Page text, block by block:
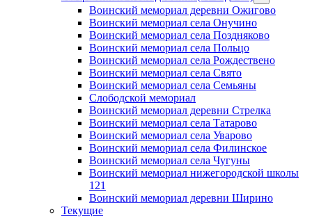
меню
Воинский мемориал деревни Ожигово
Воинский мемориал села Онучино
Воинский мемориал села Поздняково
Воинский мемориал села Польцо
Воинский мемориал села Рождествено
Воинский мемориал села Свято
Воинский мемориал села Семьяны
Слободской мемориал
Воинский мемориал деревни Стрелка
Воинский мемориал села Татарово
Воинский мемориал села Уварово
Воинский мемориал села Филинское
Воинский мемориал села Чугуны
Воинский мемориал нижегородской школы
121
Воинский мемориал деревни Ширино
Текущие